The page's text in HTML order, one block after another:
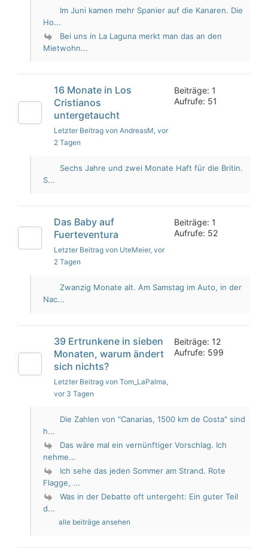
Im Juni kamen mehr Spanier auf die Kanaren. Die
Ho...
Bei uns in La Laguna merkt man das an den
Mietwohn...
16 Monate in Los
Cristianos
untergetaucht
Letzter Beitrag von AndreasM, vor
2 Tagen
Beiträge: 1
Aufrufe: 51
Sechs Jahre und zwei Monate Haft für die Britin.
S...
Das Baby auf
Fuerteventura
Letzter Beitrag von UteMeier, vor
2 Tagen
Beiträge: 1
Aufrufe: 52
Zwanzig Monate alt. Am Samstag im Auto, in der
Nac...
39 Ertrunkene in sieben
Monaten, warum ändert
sich nichts?
Letzter Beitrag von Tom_LaPalma,
vor 3 Tagen
Beiträge: 12
Aufrufe: 599
Die Zahlen von "Canarias, 1500 km de Costa" sind
h...
Das wäre mal ein vernünftiger Vorschlag. Ich
nehme...
Ich sehe das jeden Sommer am Strand. Rote
Flagge, ...
Was in der Debatte oft untergeht: Ein guter Teil
d...
alle beiträge ansehen